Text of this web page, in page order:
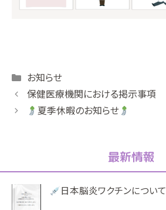
Categories
お知らせ
保健医療機関における掲示事項
夏季休暇のお知らせ
最新情報
日本脳炎ワクチンについて